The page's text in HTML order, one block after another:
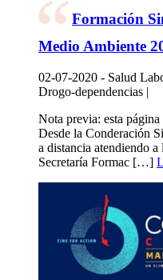
Formación
Medio Ambiente
02-07-2020 - Salud
Drogo-dependencias |
Nota previa: esta
Desde la Conderación
a distancia atendiendo a
Secretaría Formac […]